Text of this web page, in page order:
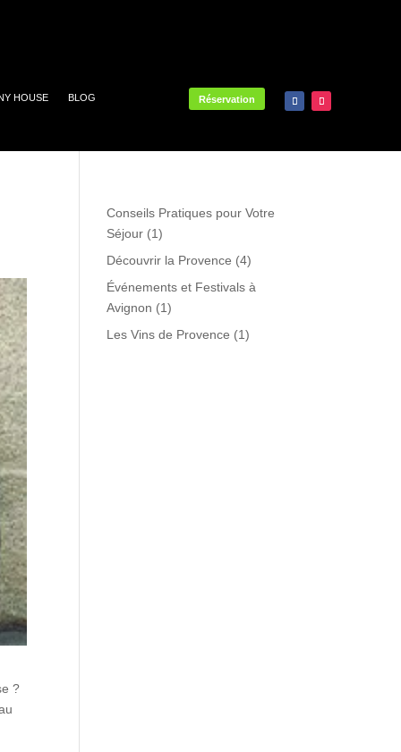
HOUSE BLOG Réservation
?
Conseils Pratiques pour Votre
Séjour (1)
Découvrir la Provence (4)
Événements et Festivals à
Avignon (1)
Les Vins de Provence (1)